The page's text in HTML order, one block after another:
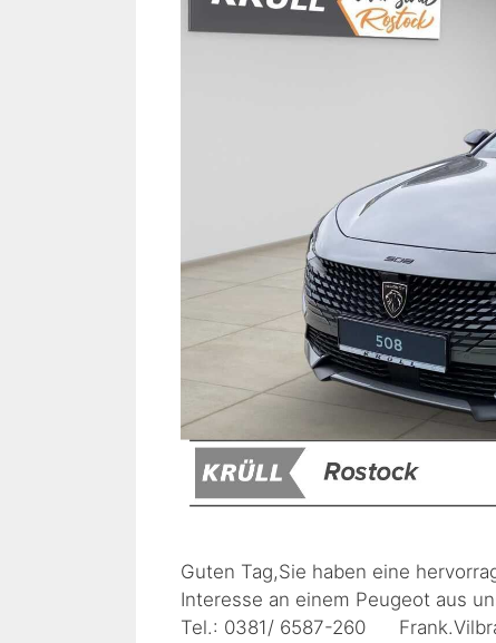
Guten Tag,Sie haben eine
Interesse an einem Peugeot aus
Tel.: 0381/ 6587-260